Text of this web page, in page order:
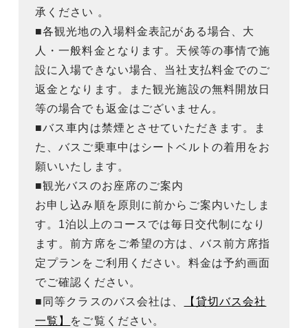
承ください 。
■各観光地の入場料金表記がある場合、大
人・一般料金となります。天候等の事情で施
設に入場できない場合、当社支払料金でのご
返金となります。また観光施設の無料開放日
等の場合でも返金はございません。
■バス車内は禁煙とさせていただきます。ま
た、バスご乗車中はシートベルトの着用をお
願いいたします。
■観光バスのお座席のご案内
お申し込み順を原則に前からご案内いたしま
す。1泊以上のコースでは毎日交代制になり
ます。前方席をご希望の方は、バス前方席指
定プランをご利用ください。料金は予約画面
でご確認ください。
■同等クラスのバス会社は、
【貸切バス会社
一覧】 をご覧ください。